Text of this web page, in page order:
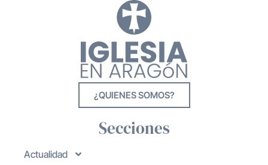
¿QUIENES SOMOS?
Secciones
Actualidad